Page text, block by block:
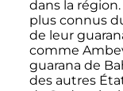
dans la
plus connus
de leur
comme
guarana de
des autres